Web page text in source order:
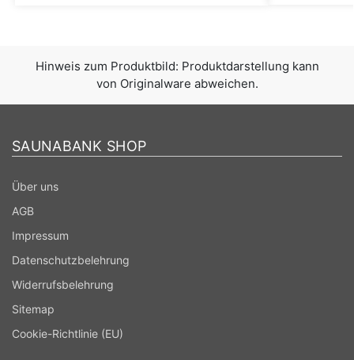
Hinweis zum Produktbild: Produktdarstellung kann
von Originalware abweichen.
SAUNABANK SHOP
Über uns
AGB
Impressum
Datenschutzbelehrung
Widerrufsbelehrung
Sitemap
Cookie-Richtlinie (EU)